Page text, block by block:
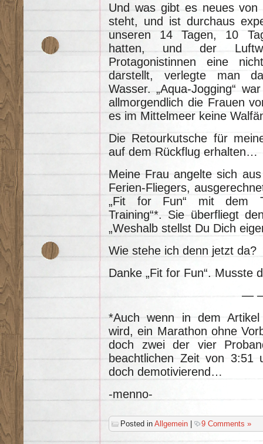
Und was gibt es neues
steht, und ist durchaus
unseren 14 Tagen, 10
hatten, und der
Protagonistinnen eine
darstellt, verlegte man
Wasser. „Aqua-Jogging“
allmorgendlich die Frauen
es im Mittelmeer keine
Die Retourkutsche für
auf dem Rückflug erhalten…
Meine Frau angelte sich
Ferien-Fliegers,
„Fit for Fun“ mit dem
Training“*. Sie überfliegt
„Weshalb stellst Du Dich
Wie stehe ich denn jetzt da?
Danke „Fit for Fun“. Musste
—
*Auch wenn in dem
wird, ein Marathon ohne
doch zwei der vier
beachtlichen Zeit von
doch demotivierend…
-menno-
Posted in Allgemein | 9 Comments »